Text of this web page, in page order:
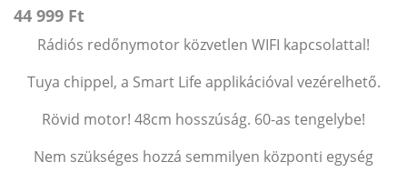
44 999 Ft
Rádiós redőnymotor közvetlen WIFI kapcsolattal!
Tuya chippel, a Smart Life applikációval vezérelhető.
Rövid motor! 48cm hosszúság. 60-as tengelybe!
Nem szükséges hozzá semmilyen központi egység